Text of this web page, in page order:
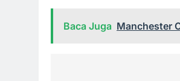
Baca Juga Manchester